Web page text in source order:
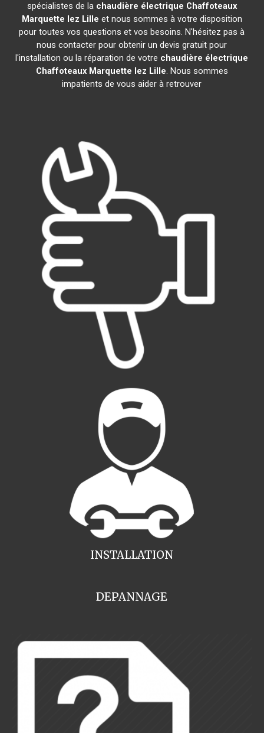
spécialistes de la chaudière électrique Chaffoteaux
Marquette lez Lille et nous sommes à votre disposition
pour toutes vos questions et vos besoins. N'hésitez pas à
nous contacter pour obtenir un devis gratuit pour
l'installation ou la réparation de votre chaudière électrique
Chaffoteaux Marquette lez Lille. Nous sommes
impatients de vous aider à retrouver
INSTALLATION
DEPANNAGE